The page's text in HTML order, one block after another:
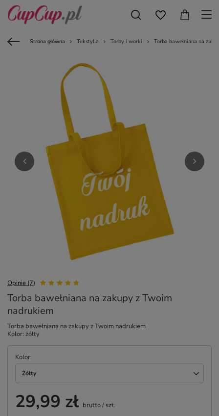
Strona główna Tekstylia Torby i worki Torba bawełniana na
Opinie (7)
Torba bawełniana na zakupy z Twoim
nadrukiem
Torba bawełniana na zakupy z Twoim nadrukiem
Kolor: żółty
Kolor
Żółty
29,99 zł brutto/ szt.